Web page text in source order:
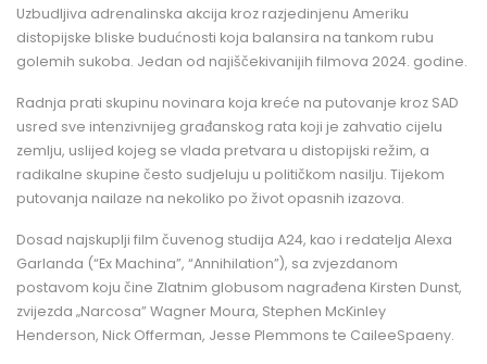
Uzbudljiva adrenalinska akcija kroz razjedinjenu Ameriku
distopijske bliske budućnosti koja balansira na tankom rubu
golemih sukoba. Jedan od najiščekivanijih filmova 2024. godine.
Radnja prati skupinu novinara koja kreće na putovanje kroz SAD
usred sve intenzivnijeg građanskog rata koji je zahvatio cijelu
zemlju, uslijed kojeg se vlada pretvara u distopijski režim, a
radikalne skupine često sudjeluju u političkom nasilju. Tijekom
putovanja nailaze na nekoliko po život opasnih izazova.
Dosad najskuplji film čuvenog studija A24, kao i redatelja Alexa
Garlanda (“Ex Machina”, “Annihilation”), sa zvjezdanom
postavom koju čine Zlatnim globusom nagrađena Kirsten Dunst,
zvijezda „Narcosa” Wagner Moura, Stephen McKinley
Henderson, Nick Offerman, Jesse Plemmons te CaileeSpaeny.